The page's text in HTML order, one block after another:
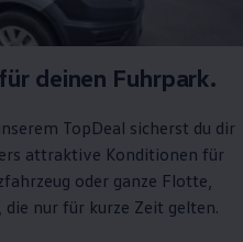
deinen Fuhrpark.
TopDeal sicherst du dir
attraktive Konditionen für
oder ganze Flotte,
nur für kurze Zeit gelten.